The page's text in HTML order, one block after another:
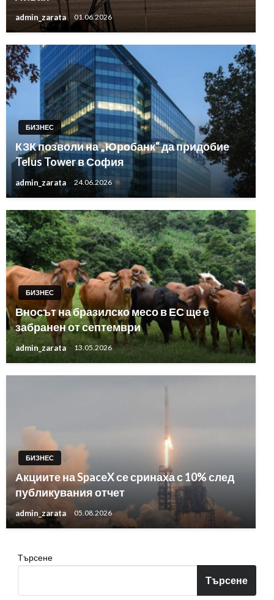
admin_zarata 01.06.2026
БИЗНЕС
КЗК позволи на „Юробанк“ да придобие
Telus Tower в София
admin_zarata 24.06.2026
БИЗНЕС
Вносът на бразилско месо в ЕС ще е
забранен от септември
admin_zarata 13.05.2026
БИЗНЕС
Акциите на SpaceX се сринаха с 10% след
публикувания отчет
admin_zarata 05.08.2026
Търсене
Търсене